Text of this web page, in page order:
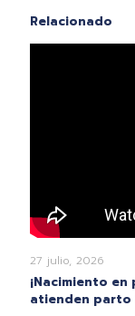
Relacionado
27 julio, 2026
¡Nacimiento en
atienden